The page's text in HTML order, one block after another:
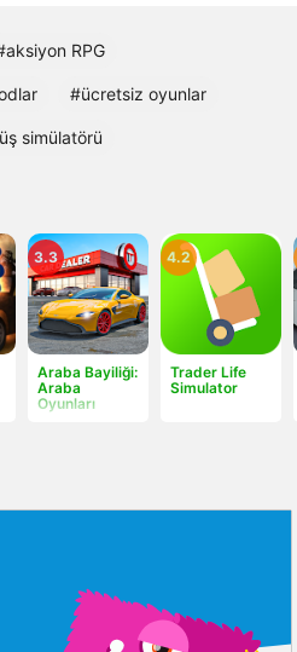
RPG
#ücretsiz oyunlar
simülatörü
Araba Bayiliği:
Araba
Oyunları
3.3
Trader Life
Simulator
4.2